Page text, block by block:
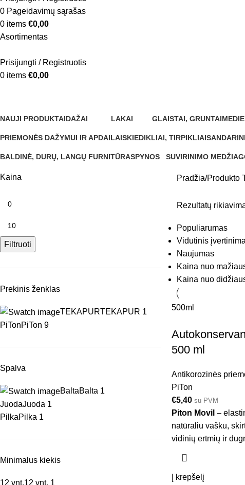
0 Pageidavimų sąrašas
0 items €0,00
Asortimentas
Prisijungti / Registruotis
0 items €0,00
NAUJI PRODUKTAIDAŽAI
LAKAI
GLAISTAI, GRUNTAI
PRIEMONĖS DAŽYMUI IR APDAILAISKIEDIKLIAI, TIRPIKLIAI
BALDINĖ, DURŲ, LANGŲ FURNITŪRASPYNOS
SUVIRINIMO
Kaina
Filtruoti
Prekinis ženklas
TEKAPURTEKAPUR 1
PiTonPiTon 9
Spalva
BaltaBalta 1
JuodaJuoda 1
PilkaPilka 1
Minimalus kiekis
12 vnt.12 vnt. 1
Pradžia Produkto
Rezultatų
Populiarumas
Vidutinis
Naujumas
Kaina nuo
Kaina nuo
500ml
500 ml
Antikorozinės
PiTon
€5,40 su PVM
Piton Movil –
natūraliu vašku,
vidinių ertmių ir
Į krepšelį